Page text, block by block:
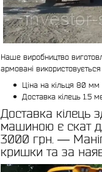
Наше виробництво
армовані
Ціна на кільця 80 мм
Доставка кілець 1.5
Доставка кілець
машиною є скат
3000 грн. ―
кришки та за